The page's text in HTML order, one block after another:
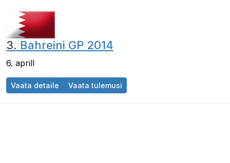
3. Bahreini GP 2014
6. aprill
Vaata detaile Bahreini GP 2014
Vaata tulemusi